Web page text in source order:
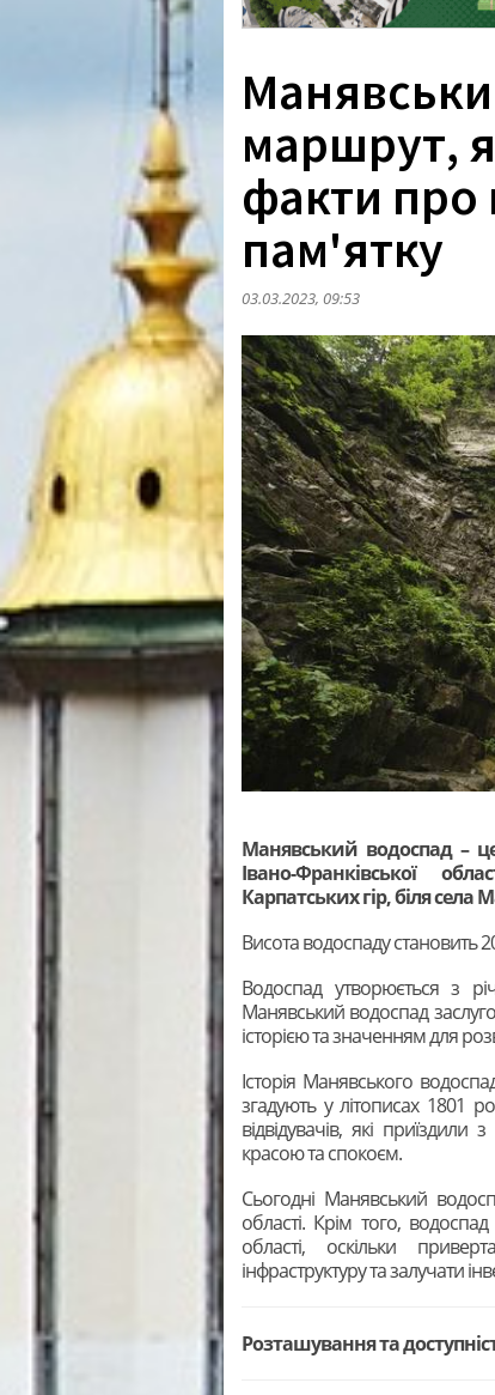
маршрут,
факти
пам'ятку
03.03.2023, 09:53
Манявський водоспад –
Івано-Франківської
Карпатських гір, біля села
Висота водоспаду становить
Водоспад утворюється з
Манявський водоспад
історією та значенням для
Історія Манявського
згадують у літописах 1801
відвідувачів, які
красою та спокоєм.
Сьогодні Манявський
області. Крім того,
області, оскільки
інфраструктуру та залучати
Розташування та